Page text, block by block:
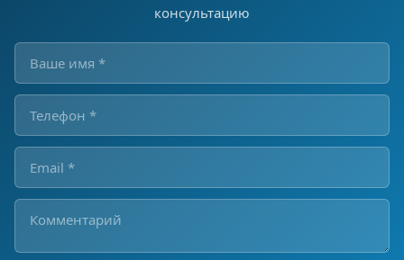
консультацию